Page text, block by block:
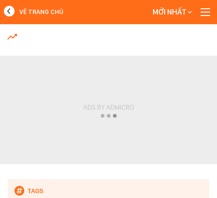
MỚI NHẤT
VỀ TRANG CHỦ MỚI NHẤT